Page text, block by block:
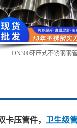
DN300环压式不锈钢钢
卡压管件， 卫生级